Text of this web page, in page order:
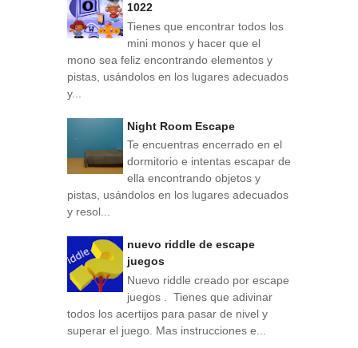
1022
Tienes que encontrar todos los
mini monos y hacer que el
mono sea feliz encontrando elementos y
pistas, usándolos en los lugares adecuados
y...
Night Room Escape
Te encuentras encerrado en el
dormitorio e intentas escapar de
ella encontrando objetos y
pistas, usándolos en los lugares adecuados
y resol...
nuevo riddle de escape
juegos
Nuevo riddle creado por escape
juegos . Tienes que adivinar
todos los acertijos para pasar de nivel y
superar el juego. Mas instrucciones e...